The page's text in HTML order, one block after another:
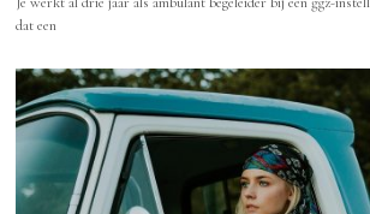
dat een